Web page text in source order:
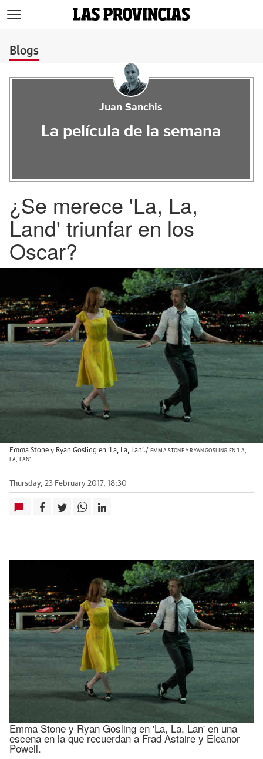
Blogs
Juan Sanchis
La película de la semana
¿Se merece 'La, La,
Land' triunfar en los
Oscar?
Emma Stone y Ryan Gosling en 'La, La, Lan'./ EMMA STONE Y RYAN GOSLING EN 'LA,
LA, LAN'.
Thursday, 23 February 2017, 18:30
Emma Stone y Ryan Gosling en 'La, La, Lan' en una
escena en la que recuerdan a Frad Astaire y Eleanor
Powell.